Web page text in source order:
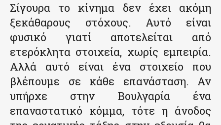
Σίγουρα το κίνημα δεν έχει ακόμη
ξεκάθαρους στόχους. Αυτό είναι
φυσικό γιατί αποτελείται από
ετερόκλητα στοιχεία, χωρίς εμπειρία.
Αλλά αυτό είναι ένα στοιχείο που
βλέπουμε σε κάθε επανάσταση. Αν
υπήρχε στην Βουλγαρία ένα
επαναστατικό κόμμα, τότε η άνοδος